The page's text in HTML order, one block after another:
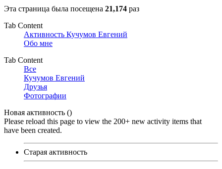
Эта страница была посещена 21,174 раз
Tab Content
Активность Кучумов Евгений
Обо мне
Tab Content
Все
Кучумов Евгений
Друзья
Фотографии
Новая активность ()
Please reload this page to view the 200+ new activity items that
have been created.
Старая активность